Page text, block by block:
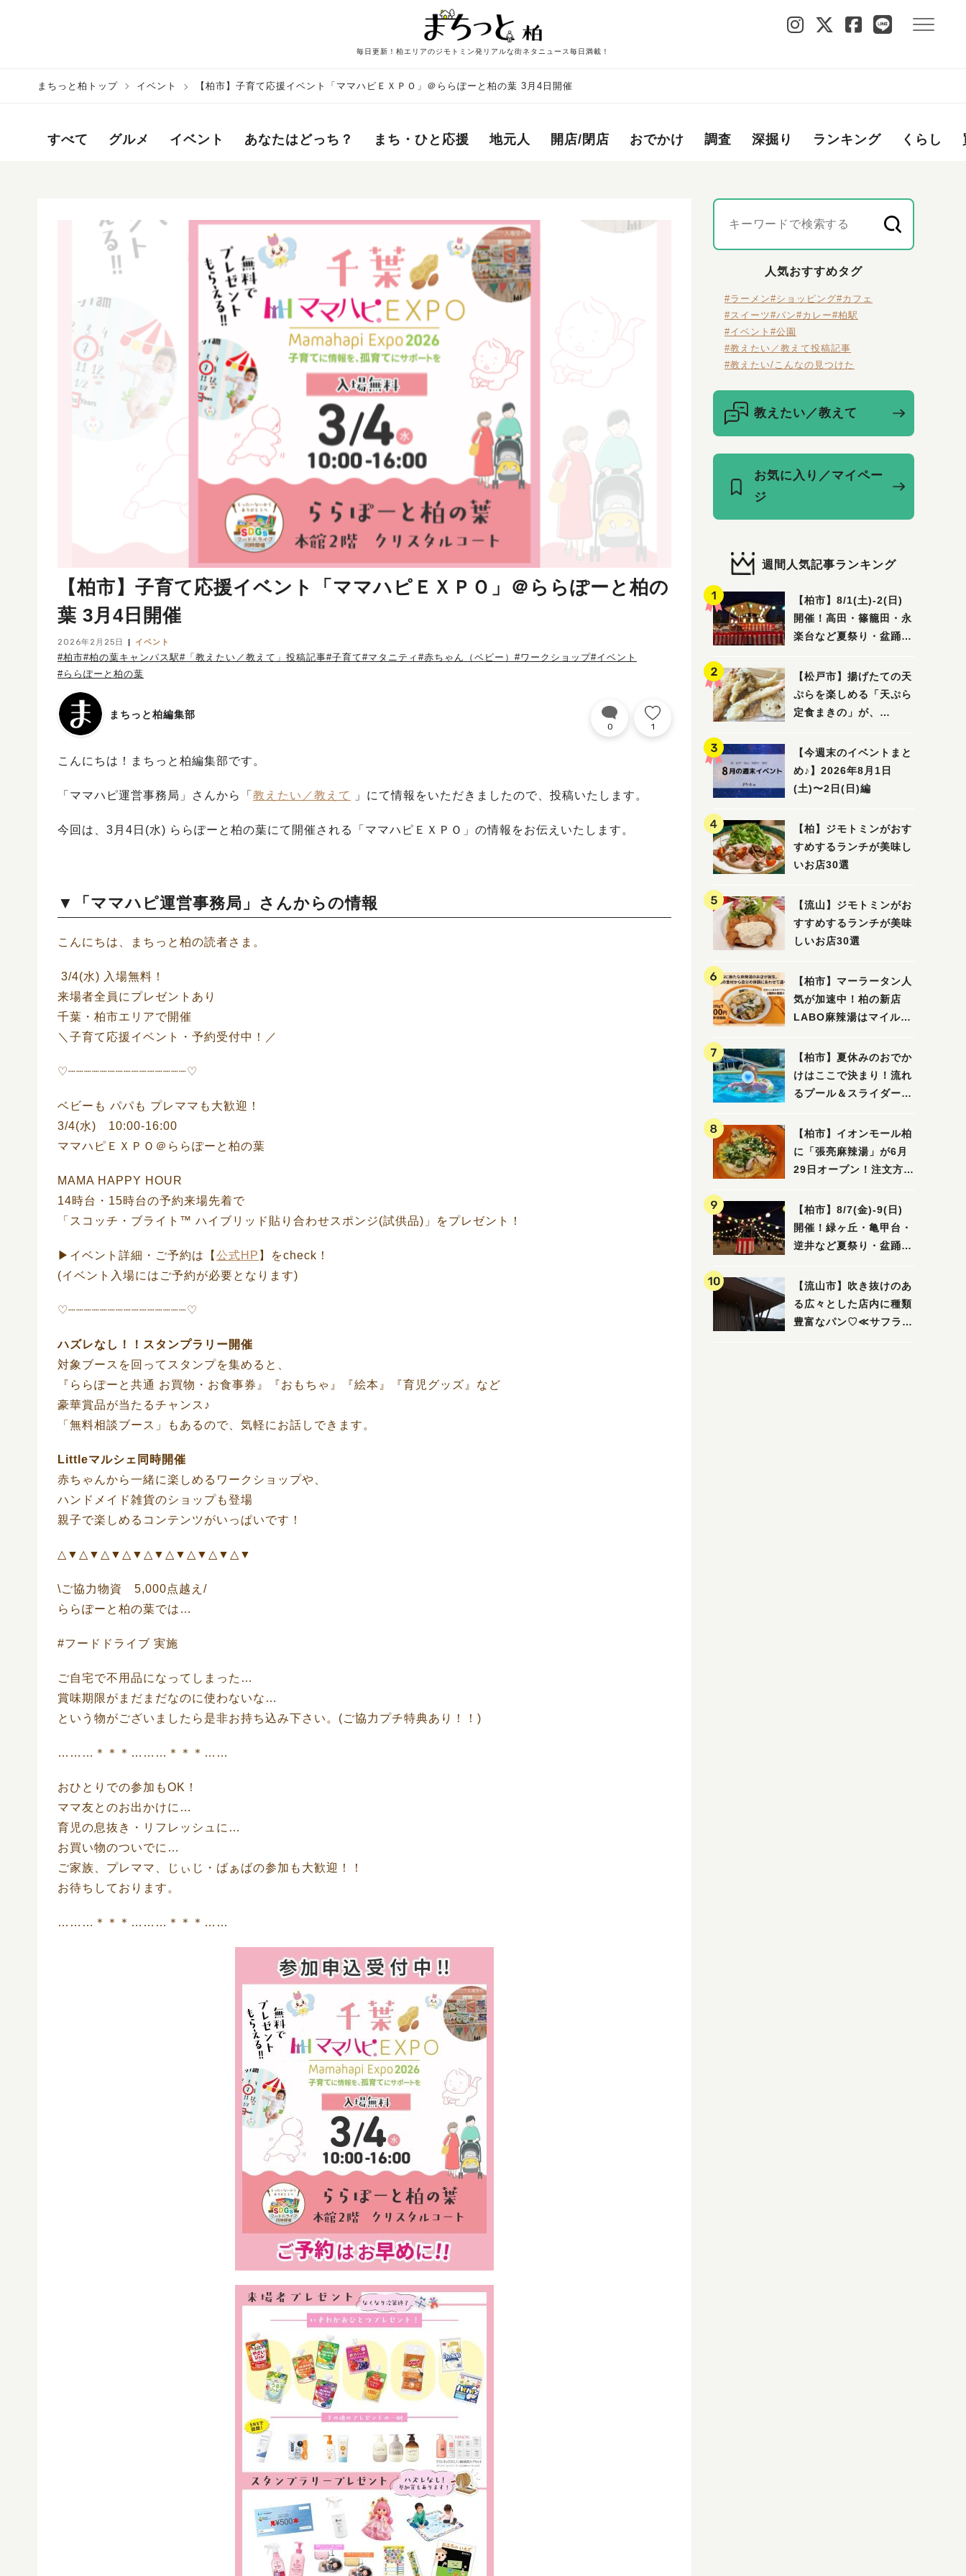
毎日更新！柏エリアのジモトミン発リアルな街ネタニュース毎日満載！
まちっと柏トップ イベント 【柏市】子育て応援イベント「ママハピＥＸＰＯ」＠ららぽーと柏の葉 3月4日開催
すべて グルメ イベント あなたはどっち？ まち・ひと応援 地元人 開店/閉店 おでかけ 調査 深掘り ランキング くらし
【柏市】子育て応援イベント「ママハピＥＸＰＯ」＠ららぽーと柏の
葉 3月4日開催
2026年2月25日 イベント
#柏市#柏の葉キャンパス駅#「教えたい／教えて」投稿記事#子育て#マタニティ #赤ちゃん（ベビー） #ワークショップ#イベント
#ららぽーと柏の葉
まちっと柏編集部
0 1
こんにちは！まちっと柏編集部です。
「ママハピ運営事務局」 さんから「 教えたい／教えて 」にて情報をいただきましたので、投稿いたします。
今回は、3月4日(水) ららぽーと柏の葉にて開催される「 ママハピＥＸＰＯ 」の情報をお伝えいたします。
▼ 「ママハピ運営事務局」 さんからの情報
こんにちは、まちっと柏の読者さま。
3/4(水) 入場無料！
来場者全員にプレゼントあり
千葉・柏市エリアで開催
＼子育て応援イベント・予約受付中！／
♡┈┈┈┈┈┈┈┈┈┈┈┈┈┈┈♡
ベビーも パパも プレママも大歓迎！
3/4(水) 10:00-16:00
ママハピＥＸＰＯ＠ららぽーと柏の葉
MAMA HAPPY HOUR
14時台・15時台の予約来場先着で
「スコッチ・ブライト™ ハイブリッド貼り合わせスポンジ(試供品)」をプレゼント！
▶︎イベント詳細・ご予約は【 公式HP 】をcheck！
(イベント入場にはご予約が必要となります)
♡┈┈┈┈┈┈┈┈┈┈┈┈┈┈┈♡
ハズレなし！！スタンプラリー開催
対象ブースを回ってスタンプを集めると、
『ららぽーと共通 お買物・お食事券』『おもちゃ』『絵本』『育児グッズ』など
豪華賞品が当たるチャンス♪
「無料相談ブース」もあるので、気軽にお話しできます。
Littleマルシェ同時開催
赤ちゃんから一緒に楽しめるワークショップや、
ハンドメイド雑貨のショップも登場
親子で楽しめるコンテンツがいっぱいです！
△▼△▼△▼△▼△▼△▼△▼△▼△▼
\ご協力物資 5,000点越え/
ららぽーと柏の葉では…
#フードドライブ 実施
ご自宅で不用品になってしまった…
賞味期限がまだまだなのに使わないな…
という物がございましたら是非お持ち込み下さい。(ご協力プチ特典あり！！)
………＊＊＊………＊＊＊……
おひとりでの参加もOK！
ママ友とのお出かけに…
育児の息抜き・リフレッシュに…
お買い物のついでに…
ご家族、プレママ、じぃじ・ばぁばの参加も大歓迎！！
お待ちしております。
………＊＊＊………＊＊＊……
人気おすすめタグ
#ラーメン#ショッピング#カフェ
#スイーツ#パン#カレー#柏駅
#イベント #公園
#教えたい／教えて投稿記事
#教えたい/こんなの見つけた
教えたい／教えて
お気に入り／マイペー
ジ
週間人気記事ランキング
【柏市】8/1(土)‐2(日)
開催！高田・篠籠田・永
楽台など夏祭り・盆踊り
【松戸市】揚げたての天
ぷらを楽しめる「天ぷら
定食まきの」が、
【今週末のイベントまと
め♪】2026年8月1日
(土)〜2日(日)編
【柏】ジモトミンがおす
すめするランチが美味し
いお店30選
【流山】ジモトミンがお
すすめするランチが美味
しいお店30選
【柏市】マーラータン人
気が加速中！柏の新店
LABO麻辣湯はマイルド
【柏市】夏休みのおでか
けはここで決まり！流れ
るプール＆スライダーに
ル」を親子で満喫してき
ました！
【柏市】イオンモール柏
に「張亮麻辣湯」が6月
29日オープン！注文方法
ビュー
【柏市】8/7(金)‐9(日)
開催！緑ヶ丘・亀甲台・
逆井など夏祭り・盆踊り
【流山市】吹き抜けのあ
る広々とした店内に種類
豊富なパン♡≪サフラン